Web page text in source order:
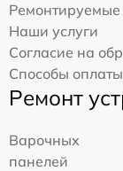
Наши услуги
Согласие на
Способы оплаты
Ремонт
Варочных
панелей